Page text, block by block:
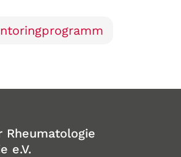
Rheumatologie
e.V.